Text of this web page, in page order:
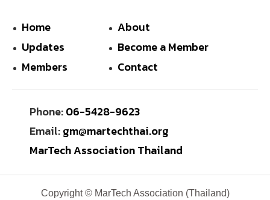
Home
About
Updates
Become a Member
Members
Contact
Phone:06-5428-9623
Email:gm@martechthai.org
MarTech Association Thailand
Copyright © MarTech Association (Thailand)